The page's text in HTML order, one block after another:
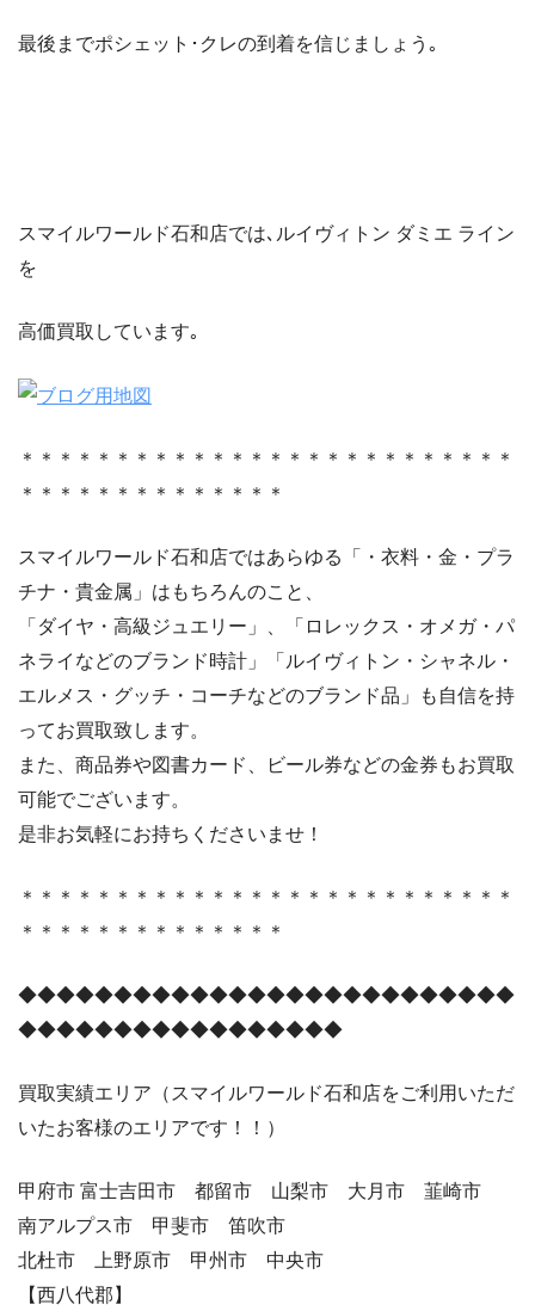
最後までポシェット･クレの到着を信じましょう｡
スマイルワールド石和店では､ルイヴィトン ダミエ ライン
を
高価買取しています｡
＊＊＊＊＊＊＊＊＊＊＊＊＊＊＊＊＊＊＊＊＊＊＊＊＊＊
＊＊＊＊＊＊＊＊＊＊＊＊＊＊
スマイルワールド石和店ではあらゆる「・衣料・金・プラ
チナ・貴金属」はもちろんのこと、
「ダイヤ・高級ジュエリー」、「ロレックス・オメガ・パ
ネライなどのブランド時計」「ルイヴィトン・シャネル・
エルメス・グッチ・コーチなどのブランド品」も自信を持
ってお買取致します。
また、商品券や図書カード、ビール券などの金券もお買取
可能でございます。
是非お気軽にお持ちくださいませ！
＊＊＊＊＊＊＊＊＊＊＊＊＊＊＊＊＊＊＊＊＊＊＊＊＊＊
＊＊＊＊＊＊＊＊＊＊＊＊＊＊
◆◆◆◆◆◆◆◆◆◆◆◆◆◆◆◆◆◆◆◆◆◆◆◆◆◆
◆◆◆◆◆◆◆◆◆◆◆◆◆◆◆◆◆
買取実績エリア（スマイルワールド石和店をご利用いただ
いたお客様のエリアです！！）
甲府市 富士吉田市 都留市 山梨市 大月市 韮崎市
南アルプス市 甲斐市 笛吹市
北杜市 上野原市 甲州市 中央市
【西八代郡】